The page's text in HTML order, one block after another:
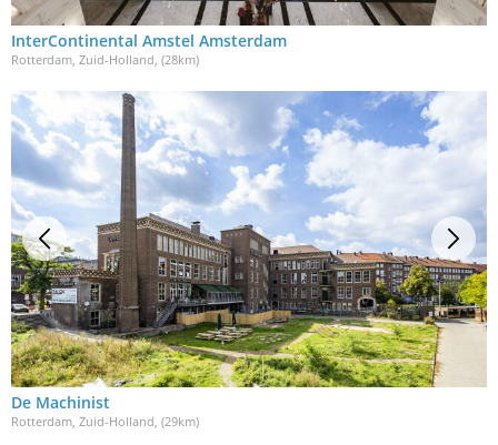
InterContinental Amstel Amsterdam
Rotterdam, Zuid-Holland , (28km)
De Machinist
Rotterdam, Zuid-Holland, (29km)